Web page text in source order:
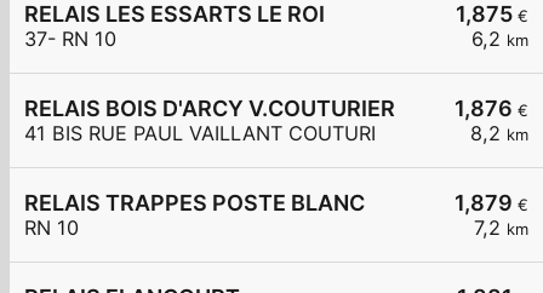
1,875 €
6,2 km
RELAIS LES ESSARTS LE ROI
37- RN 10
1,876 €
8,2 km
RELAIS BOIS D'ARCY V.COUTURIER
41 BIS RUE PAUL VAILLANT COUTURI
1,879 €
7,2 km
RELAIS TRAPPES POSTE BLANC
RN 10